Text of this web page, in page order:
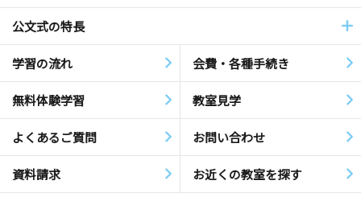
公文式の特長
学習の流れ 会費・各種手続き
無料体験学習 教室見学
よくあるご質問 お問い合わせ
資料請求 お近くの教室を探す